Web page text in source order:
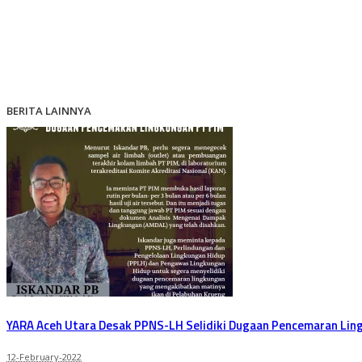
BERITA LAINNYA
YARA Aceh Utara Desak PPNS-LH Selidiki Dugaan Pencemaran
12-February-2022